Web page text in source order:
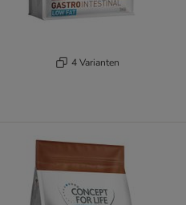
4 Varianten